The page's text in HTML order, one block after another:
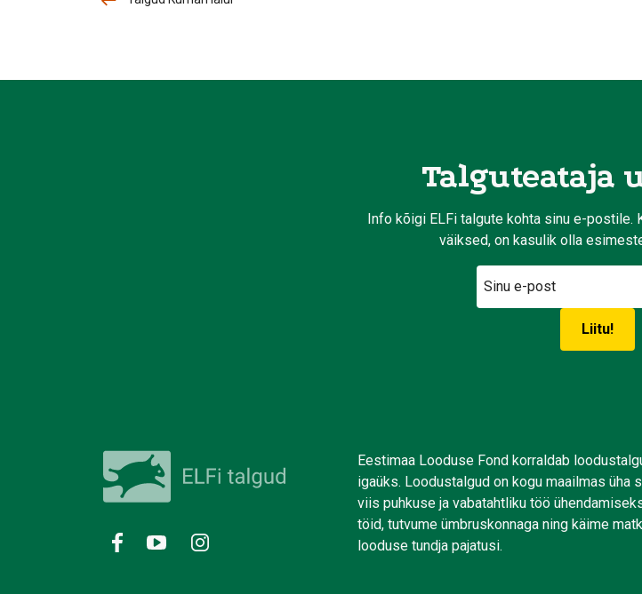
Talguteataja
Info kõigi ELFi talgute kohta sinu e-postile.
väiksed, on kasulik olla
Eestimaa Looduse Fond korraldab
igaüks. Loodustalgud on kogu maailmas üha
viis puhkuse ja vabatahtliku töö
töid, tutvume ümbruskonnaga ning käime
looduse tundja pajatusi.